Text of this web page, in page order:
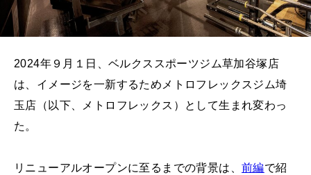
2024年９月１日、ベルクススポーツジム草加谷塚店
は、イメージを一新するためメトロフレックスジム埼
玉店（以下、メトロフレックス）として生まれ変わっ
た。
リニューアルオープンに至るまでの背景は、 前編で紹